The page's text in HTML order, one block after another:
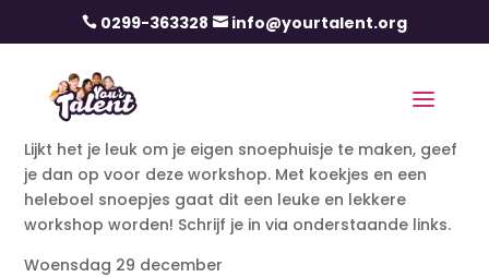
 0299-363328  info@yourtalent.org
Lijkt het je leuk om je eigen snoephuisje te maken, geef
je dan op voor deze workshop. Met koekjes en een
heleboel snoepjes gaat dit een leuke en lekkere
workshop worden! Schrijf je in via onderstaande links.
Woensdag 29 december